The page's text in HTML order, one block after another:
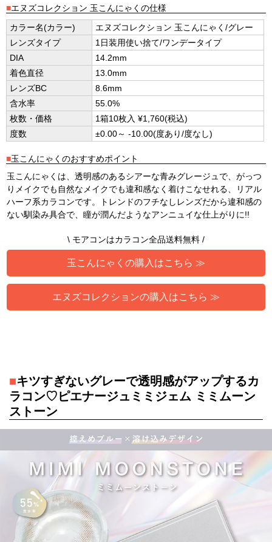
■エヌズコレクション 玉こんにゃくの仕様
カラー名(カラー)
エヌズコレクション 玉こんにゃく/グレー
レンズタイプ
1日装用使い捨て/ワンデータイプ
DIA
14.2mm
着色直径
13.0mm
レンズBC
8.6mm
含水率
55.0%
枚数・価格
1箱10枚入 ¥1,760(税込)
度数
±0.00～ -10.00(度あり/度なし)
■玉こんにゃくのおすすめポイント
玉こんにゃくは、透明感のあるシアーな青みグレージュで、がっつ
りメイクでも自然なメイクでも違和感なく着けこなせれる、リアル
ハーフ系カラコンです。トレンドのフチなしレンズだから違和感の
ない馴染み具合で、瞳が潤んだようなアンニュイな仕上がりに!!
\ モアコンはカラコン全品送料無料 /
玉こんにゃくの購入はこちら ≫
エヌズコレクションの購入はこちら ≫
■キツすぎないグレーで透明感がアップするカ
ラコン♡ピエナージュミミジェム ミミムーン
ストーン